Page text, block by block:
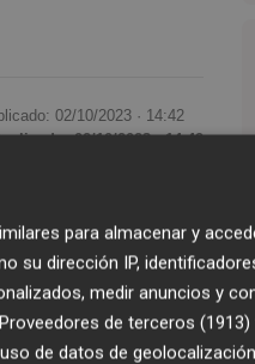
02/10/2023 · 14:42
02/10/2023 · 14:49
de la
per la
de les cultures per
para almacenar y
su dirección IP,
medir anuncios y
Proveedores de terceros (1913)
de datos de geolocalización